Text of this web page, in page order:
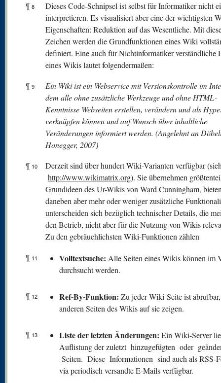
¶ 8
Dieses Code-Schnipsel ist selbst für Informatiker nicht
interpretieren. Es visualisiert aber eine der wichtigsten
Eigenschaften: Reduktion auf das Wesentliche. Mit
Zeichen werden die Grundfunktionen eines Wiki
definiert. Eine auch für Nichtinformatiker verständliche
eines Wikis lautet folgendermaßen:
¶ 9
Ein Wiki ist ein Webservice mit Versionskontrolle im
dem alle ohne zusätzliche Werkzeuge und ohne HTML-
Kenntnisse Webseiten erstellen, verändern und als
verknüpfen können und auf Wunsch über inhaltliche
Veränderungen informiert werden. (Angelehnt an
Honegger, 2007)
¶ 10
Derzeit sind über hundert Wiki-Varianten verfügbar
http://www.wikimatrix.org). Sie übernehmen
Grundideen des Ur-Wikis von Ward Cunningham,
daneben aber mehr oder weniger zusätzliche
unterscheiden sich bezüglich technischer Details, die
den Betrieb, nicht aber für die Nutzung von Wikis
Zu den gebräuchlichsten Wiki-Funktionen zählen
¶ 11 Volltextsuche: Alle Seiten eines Wikis können im
durchsucht werden.
¶ 12 Ref-By-Funktion: Zu jeder Wiki-Seite ist
anderen Seiten des Wikis auf sie zeigen.
¶ 13 Liste der letzten Änderungen: Ein Wiki-Server
Auflistung der zuletzt hinzugefügten oder
Seiten. Diese Informationen sind auch als RSS-
via periodisch versandte E-Mails verfügbar.